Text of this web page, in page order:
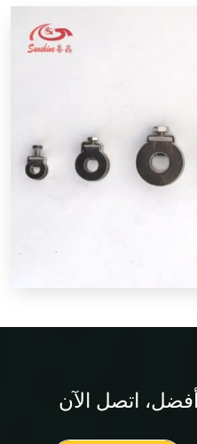
، اتصل الآن